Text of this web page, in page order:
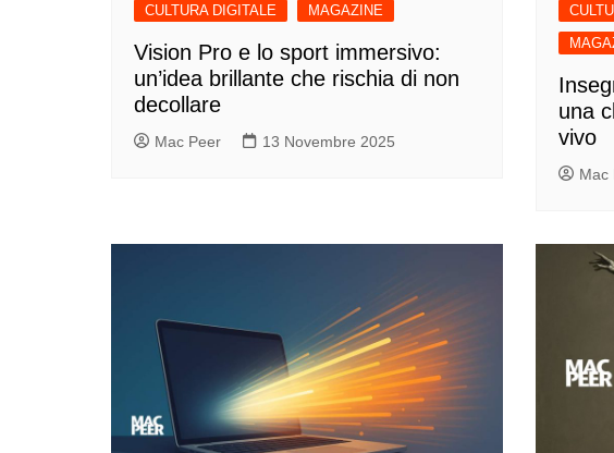
CULTURA DIGITALE MAGAZINE
Vision Pro e lo sport immersivo:
un’idea brillante che rischia di non
decollare
Mac Peer 13 Novembre 2025
una
vivo
Mac